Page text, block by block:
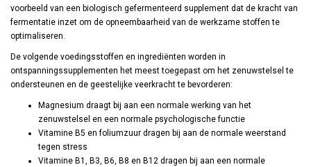
voorbeeld van een biologisch gefermenteerd supplement dat de kracht van
fermentatie inzet om de opneembaarheid van de werkzame stoffen te
optimaliseren.
De volgende voedingsstoffen en ingrediënten worden in
ontspanningssupplementen het meest toegepast om het zenuwstelsel te
ondersteunen en de geestelijke veerkracht te bevorderen:
Magnesium draagt bij aan een normale werking van het
zenuwstelsel en een normale psychologische functie
Vitamine B5 en foliumzuur dragen bij aan de normale weerstand
tegen stress
Vitamine B1, B3, B6, B8 en B12 dragen bij aan een normale